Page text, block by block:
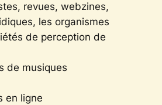
revues, webzines,
les organismes
de perception de
de musiques
en ligne